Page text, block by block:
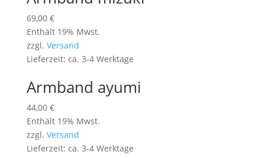
69,00 €
Enthält 19% Mwst.
zzgl. Versand
Lieferzeit: ca. 3-4 Werktage
Armband ayumi
44,00 €
Enthält 19% Mwst.
zzgl. Versand
Lieferzeit: ca. 3-4 Werktage